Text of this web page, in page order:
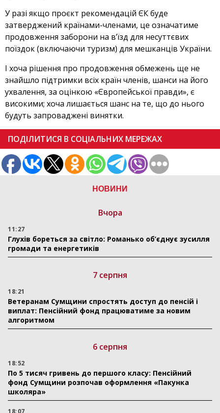
НОВИНИ
Вчора
11:27
Глухів бореться за світло: Романько об’єднує зусилля
громади та енергетиків
7 серпня
18:21
Ветеранам Сумщини спростять доступ до пенсій і
виплат: Пенсійний фонд працюватиме за новим
алгоритмом
6 серпня
18:52
По 5 тисяч гривень до першого класу: Пенсійний
фонд Сумщини розпочав оформлення «Пакунка
школяра»
У разі якщо проєкт рекомендацій ЄК буде
затверджений країнами-членами, це означатиме
продовження заборони на в’їзд для несуттєвих
поїздок (включаючи туризм) для мешканців України.
І хоча рішення про продовження обмежень ще не
знайшло підтримки всіх країн членів, шанси на його
ухвалення, за оцінкою «Європейської правди», є
високими; хоча лишається шанс на те, що до нього
будуть запроваджені винятки.
ПОДІЛИТИСЯ В СОЦІАЛЬНИХ МЕРЕЖАХ